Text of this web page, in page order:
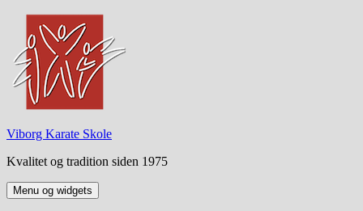
Viborg Karate Skole
Kvalitet og tradition siden 1975
Menu og widgets